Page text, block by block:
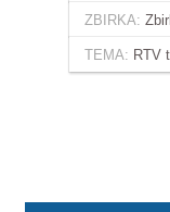
ZBIRKA:
TEMA: RTV